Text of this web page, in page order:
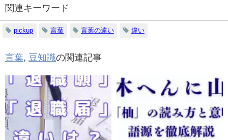
関連キーワード
pickup 言葉 言葉の違い 違い
言葉, 豆知識の関連記事